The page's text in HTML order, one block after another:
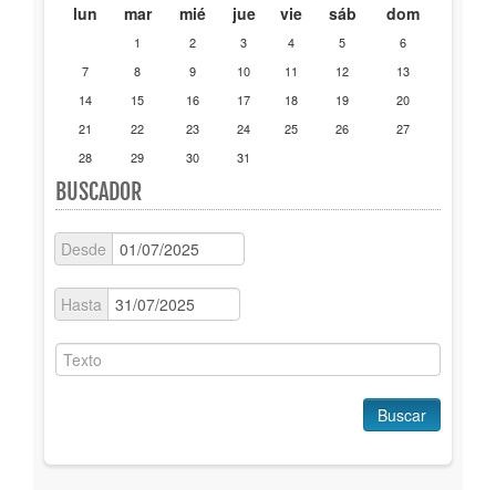
lun
mar mié jue vie sáb dom
1 2 3 4 5
6
7
8 9 10 11 12
13
14
15 16 17 18 19
20
21
22 23 24 25 26
27
28
29 30 31
BUSCADOR
Desde
Hasta
Buscar